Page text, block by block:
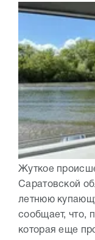
Жуткое
Саратовской
летнюю
сообщает, что,
которая еще